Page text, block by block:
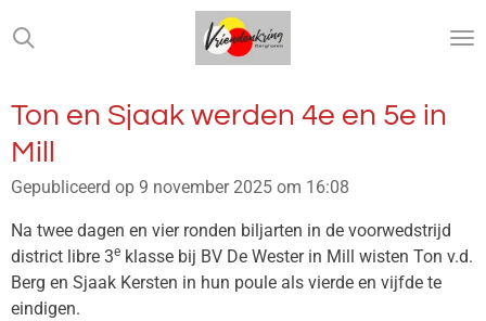
Ga
direct
de
hoofdinhoud
Ton en Sjaak werden 4e en 5e in
Mill
Gepubliceerd op 9 november 2025 om 16:08
Na twee dagen en vier ronden biljarten in de voorwedstrijd
district libre 3e klasse bij BV De Wester in Mill wisten Ton v.d.
Berg en Sjaak Kersten in hun poule als vierde en vijfde te
eindigen.